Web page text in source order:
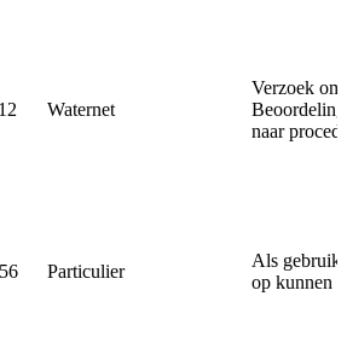
Waternet
Verzoek
naar
Particulier
Als
op kunnen